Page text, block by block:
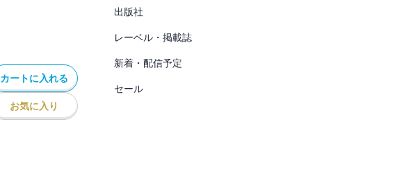
カートに入れる
お気に入り
出版社
レーベル・掲載誌
新着・配信予定
セール